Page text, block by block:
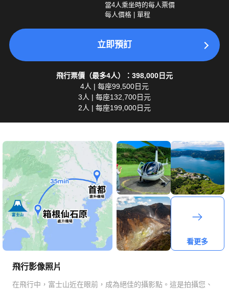
當4人乘坐時的每人票價
每人價格 | 單程
立即預訂
飛行票價（最多4人）：398,000日元
4人 | 每座99,500日元
3人 | 每座132,700日元
2人 | 每座199,000日元
看更多
飛行影像照片
在飛行中，富士山近在眼前，成為絕佳的攝影點。這是拍攝您、